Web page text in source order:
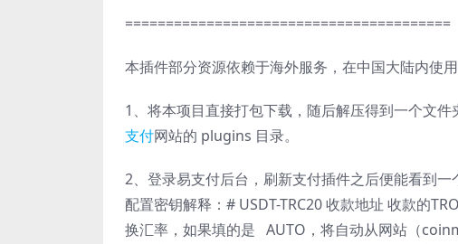
========================================
本插件部分资源依赖于海外服务，在中国大陆内使
1、将本项目直接打包下载，随后解压得到一个文
支付网站的 plugins 目录。
2、登录易支付后台，刷新支付插件之后便能看到
配置密钥解释：# USDT-TRC20 收款地址 收款的
换汇率，如果填的是 AUTO，将自动从网站（